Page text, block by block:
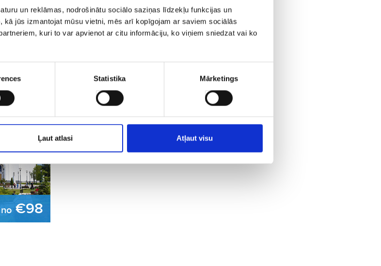
un reklāmas, nodrošinātu sociālo saziņas līdzekļu funkcijas un
kā jūs izmantojat mūsu vietni, mēs arī kopīgojam ar saviem sociālās
kuri to var apvienot ar citu informāciju, ko viņiem sniedzat vai ko
Statistika Mārketings
Ļaut atlasi Atļaut visu
patikt
no €98